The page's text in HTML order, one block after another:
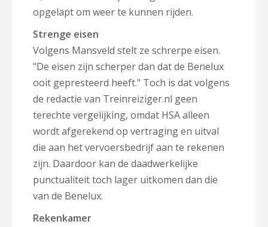
opgelapt om weer te kunnen rijden.
Strenge eisen
Volgens Mansveld stelt ze schrerpe eisen.
"De eisen zijn scherper dan dat de Benelux
ooit gepresteerd heeft." Toch is dat volgens
de redactie van Treinreiziger.nl geen
terechte vergelijking, omdat HSA alleen
wordt afgerekend op vertraging en uitval
die aan het vervoersbedrijf aan te rekenen
zijn. Daardoor kan de daadwerkelijke
punctualiteit toch lager uitkomen dan die
van de Benelux.
Rekenkamer